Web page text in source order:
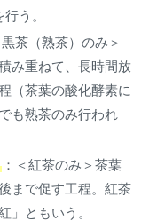
う。
茶（熟茶）のみ＞
み重ねて、長時間放
（茶葉の酸化酵素に
も熟茶のみ行われ
：＜紅茶のみ＞茶葉
まで促す工程。紅茶
」ともいう。